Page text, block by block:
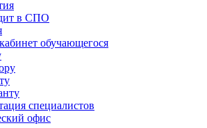
в СПО
обучающегося
специалистов
офис